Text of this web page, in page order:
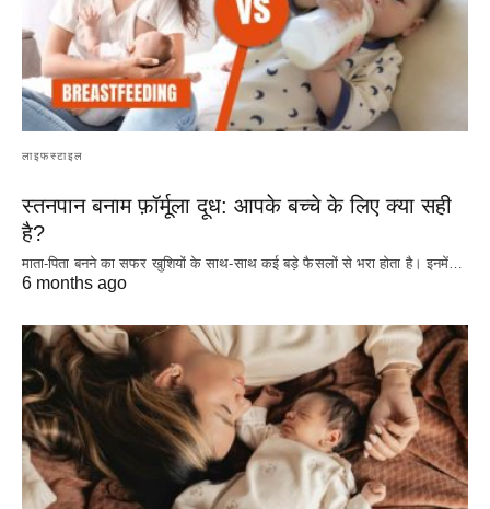
लाइफस्टाइल
स्तनपान बनाम फ़ॉर्मूला दूध: आपके बच्चे के लिए क्या सही
है?
माता-पिता बनने का सफर खुशियों के साथ-साथ कई बड़े फैसलों से भरा होता है। इनमें…
6 months ago